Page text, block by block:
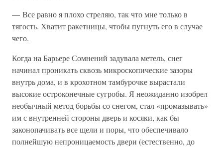
— Все равно я плохо стреляю, так что мне только в
тягость. Хватит ракетницы, чтобы пугнуть его в случае
чего.
Когда на Барьере Сомнений задувала метель, снег
начинал проникать сквозь микроскопические зазоры
внутрь дома, и в крохотном тамбурочке вырастали
высокие остроконечные сугробы. Я неожиданно изобрел
необычный метод борьбы со снегом, стал «промазывать»
им с внутренней стороны дверь и косяки, как бы
законопачивать все щели и поры, что обеспечивало
полнейшую непроницаемость двери (естественно, до